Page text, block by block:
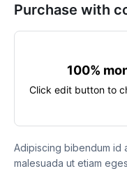
Purchase with
100%
Click edit button to
Adipiscing bibendum id
malesuada ut etiam